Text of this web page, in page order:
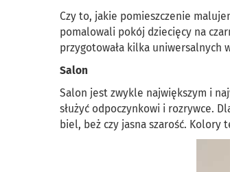
Czy to, jakie pomieszczenie
pomalowali pokój dziecięcy na
przygotowała kilka uniwersalnych
Salon
Salon jest zwykle największym i
służyć odpoczynkowi i rozrywce.
biel, beż czy jasna szarość.